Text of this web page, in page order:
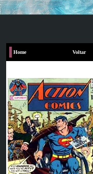
Home Voltar